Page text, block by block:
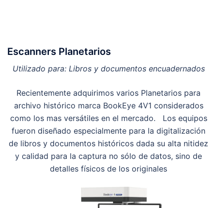
Escanners Planetarios
Utilizado para: Libros y documentos encuadernados
Recientemente adquirimos varios Planetarios para
archivo histórico marca BookEye 4V1 considerados
como los mas versátiles en el mercado. Los equipos
fueron diseñado especialmente para la digitalización
de libros y documentos históricos dada su alta nitidez
y calidad para la captura no sólo de datos, sino de
detalles físicos de los originales